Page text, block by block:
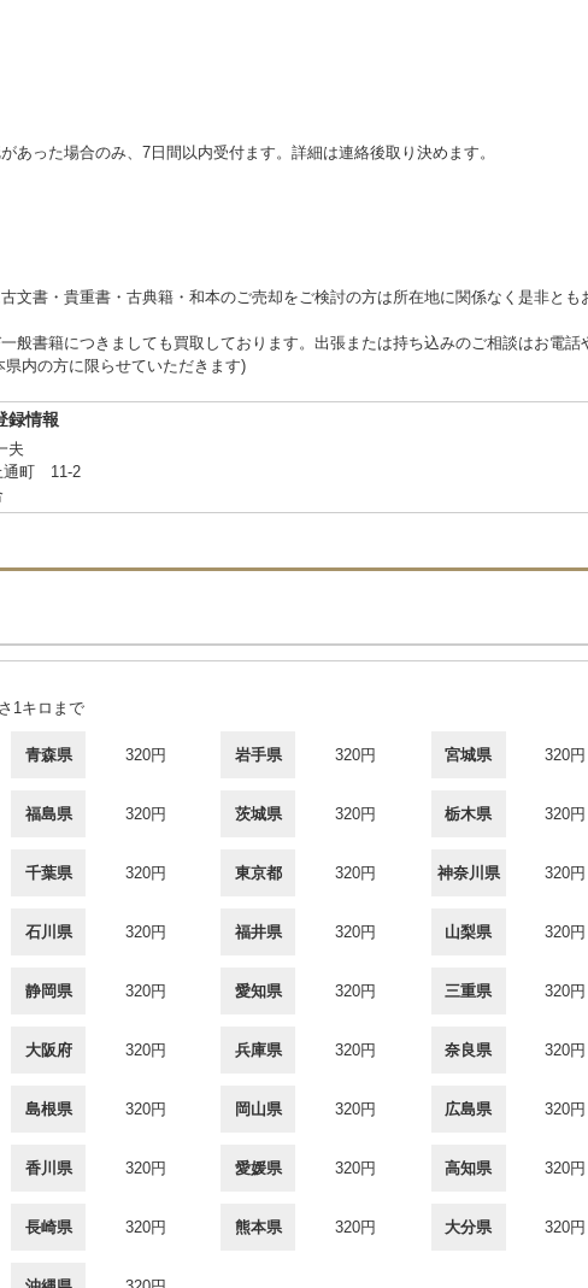
あった場合のみ、7日間以内受付ます。詳細は連絡後取り決めます。
文書・貴重書・古典籍・和本のご売却をご検討の方は所在地に関係なく是非とも
般書籍につきましても買取しております。出張または持ち込みのご相談はお電
内の方に限らせていただきます)
録情報
夫
通町 11-2
1キロまで
青森県 320円 岩手県 320円 宮城県 320円
福島県 320円 茨城県 320円 栃木県 320円
千葉県 320円 東京都 320円 神奈川県 320円
石川県 320円 福井県 320円 山梨県 320円
静岡県 320円 愛知県 320円 三重県 320円
大阪府 320円 兵庫県 320円 奈良県 320円
島根県 320円 岡山県 320円 広島県 320円
香川県 320円 愛媛県 320円 高知県 320円
長崎県 320円 熊本県 320円 大分県 320円